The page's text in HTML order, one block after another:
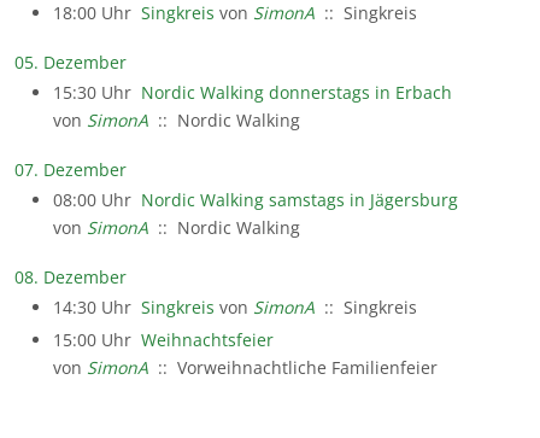
18:00 Uhr Singkreis von SimonA :: Singkreis
05. Dezember
15:30 Uhr Nordic Walking donnerstags in Erbach
von SimonA :: Nordic Walking
07. Dezember
08:00 Uhr Nordic Walking samstags in Jägersburg
von SimonA :: Nordic Walking
08. Dezember
14:30 Uhr Singkreis von SimonA :: Singkreis
15:00 Uhr Weihnachtsfeier
von SimonA :: Vorweihnachtliche Familienfeier